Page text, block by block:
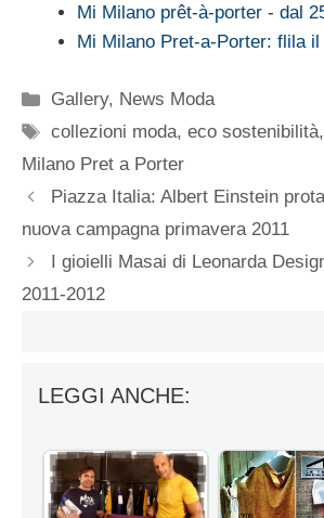
Mi Milano prêt-à-porter - dal
Mi Milano Pret-a-Porter: flila il
Categorie
Gallery, News Moda
Tag
collezioni moda,eco sostenibilità,
Milano Pret a Porter
Piazza Italia: Albert Einstein
nuova campagna primavera 2011
I gioielli Masai di Leonarda
2011-2012
LEGGI ANCHE: